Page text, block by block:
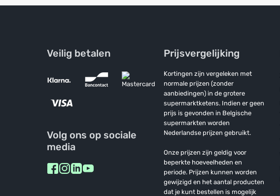
Veilig betalen
Volg ons op sociale
media
Prijsvergelijking
Kortingen zijn vergeleken met
normale prijzen (zonder
aanbiedingen) in de grotere
supermarktketens. Indien er geen
prijs is gevonden in Belgische
supermarkten worden
Nederlandse prijzen gebruikt.
Onze prijzen zijn geldig voor
beperkte hoeveelheden en
periode. Prijzen kunnen worden
gewijzigd en het aantal producten
dat je kunt bestellen is mogelijk